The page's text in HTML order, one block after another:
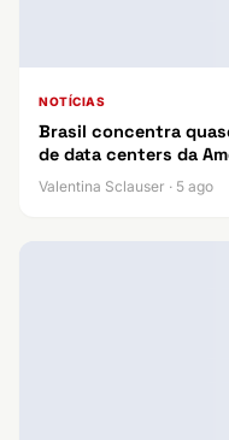
NOTÍCIAS
Brasil concentra
de data centers da
Valentina Sclauser · 5 ago